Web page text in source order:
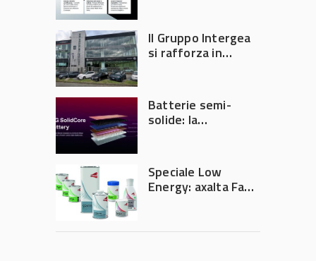
tempi e costi in
carrozzeria
Il Gruppo Intergea
si rafforza in
Batterie semi-
solide: la
accelerare la
rivoluzione
dell’auto elettrica
Speciale Low
Energy: axalta Fast
riduce consumi